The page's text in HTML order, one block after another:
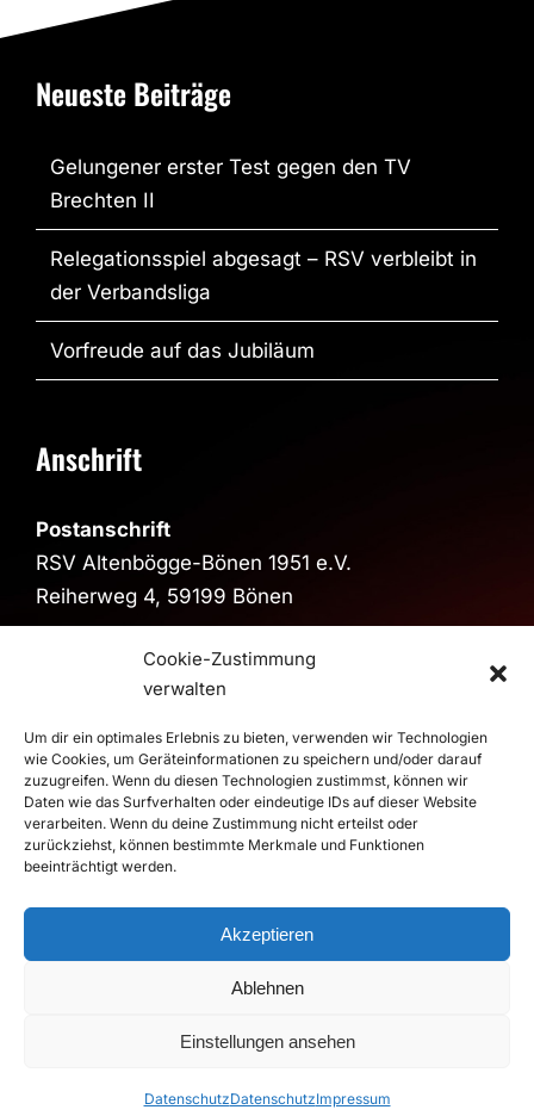
Cookie-Zustimmung
verwalten
Um dir ein optimales Erlebnis zu bieten, verwenden wir Technologien
wie Cookies, um Geräteinformationen zu speichern und/oder darauf
zuzugreifen. Wenn du diesen Technologien zustimmst, können wir
Daten wie das Surfverhalten oder eindeutige IDs auf dieser Website
verarbeiten. Wenn du deine Zustimmung nicht erteilst oder
zurückziehst, können bestimmte Merkmale und Funktionen
beeinträchtigt werden.
Akzeptieren
Ablehnen
Einstellungen ansehen
DatenschutzDatenschutzImpressum
Neueste Beiträge
Gelungener erster Test gegen den TV
Brechten II
Relegationsspiel abgesagt – RSV verbleibt in
der Verbandsliga
Vorfreude auf das Jubiläum
Anschrift
Postanschrift
RSV Altenbögge-Bönen 1951 e.V.
Reiherweg 4, 59199 Bönen
Sporthalle im Schulzentrum
>Route
© 2026 RSV Altenbögge-Bönen 1951 e.V. Handball - Die
Roten Teufel |